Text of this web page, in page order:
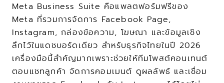
Meta Business Suite คือแพลตฟอร์มฟรีของ
Meta ที่รวมการจัดการ Facebook Page,
Instagram, กล่องข้อความ, โฆษณา และข้อมูลเชิง
ลึกไว้ในแดชบอร์ดเดียว สำหรับธุรกิจไทยในปี 2026
เครื่องมือนี้สำคัญมากเพราะช่วยให้ทีมโพสต์คอนเทนต์
ตอบแชทลูกค้า จัดการคอมเมนต์ ดูผลลัพธ์ และเชื่อม